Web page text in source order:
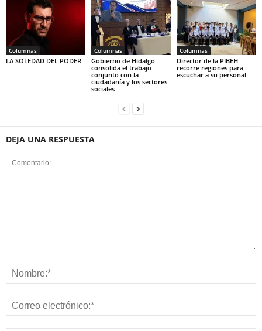
Columnas
LA SOLEDAD DEL PODER
Columnas
Gobierno de Hidalgo
consolida el trabajo
conjunto con la
ciudadanía y los sectores
sociales
Columnas
Director de la PIBEH
recorre regiones para
escuchar a su personal
DEJA UNA RESPUESTA